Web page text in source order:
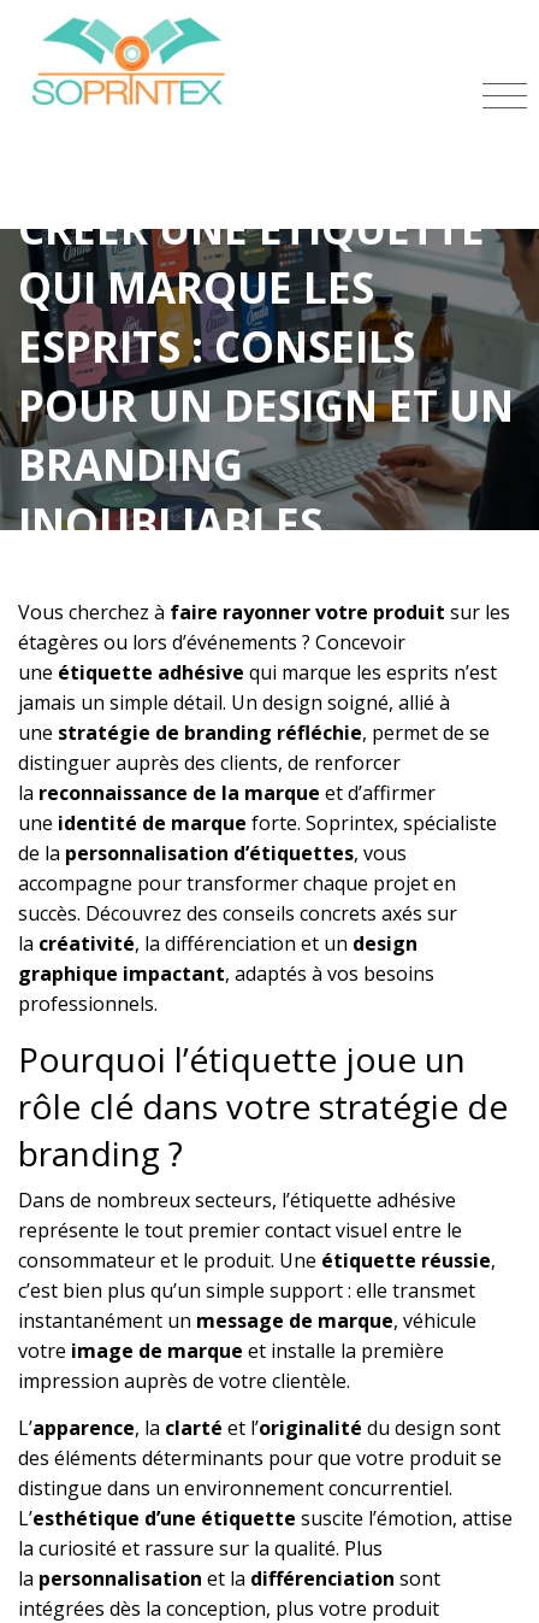
CRÉER UNE ÉTIQUETTE
QUI MARQUE LES
ESPRITS : CONSEILS
POUR UN DESIGN ET UN
BRANDING
INOUBLIABLES
Vous cherchez à faire rayonner votre produit sur les
étagères ou lors d’événements ? Concevoir
une étiquette adhésive qui marque les esprits n’est
jamais un simple détail. Un design soigné, allié à
une stratégie de branding réfléchie, permet de se
distinguer auprès des clients, de renforcer
la reconnaissance de la marque et d’affirmer
une identité de marque forte. Soprintex, spécialiste
de la personnalisation d’étiquettes, vous
accompagne pour transformer chaque projet en
succès. Découvrez des conseils concrets axés sur
la créativité, la différenciation et un design
graphique impactant, adaptés à vos besoins
professionnels.
Pourquoi l’étiquette joue un
rôle clé dans votre stratégie de
branding ?
Dans de nombreux secteurs, l’étiquette adhésive
représente le tout premier contact visuel entre le
consommateur et le produit. Une étiquette réussie,
c’est bien plus qu’un simple support : elle transmet
instantanément un message de marque, véhicule
votre image de marque et installe la première
impression auprès de votre clientèle.
L’apparence, la clarté et l’originalité du design sont
des éléments déterminants pour que votre produit se
distingue dans un environnement concurrentiel.
L’esthétique d’une étiquette suscite l’émotion, attise
la curiosité et rassure sur la qualité. Plus
la personnalisation et la différenciation sont
intégrées dès la conception, plus votre produit